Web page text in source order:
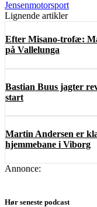
Jensenmotorsport
Lignende artikler
Efter Misano-trofæ:
på Vallelunga
Bastian Buus jagter
start
Martin Andersen er
hjemmebane i Viborg
Annonce:
Hør seneste podcast